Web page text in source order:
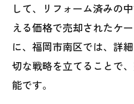
して、リフォーム済みの
える価格で売却されたケ
に、福岡市南区では、詳
切な戦略を立てることで
能です。